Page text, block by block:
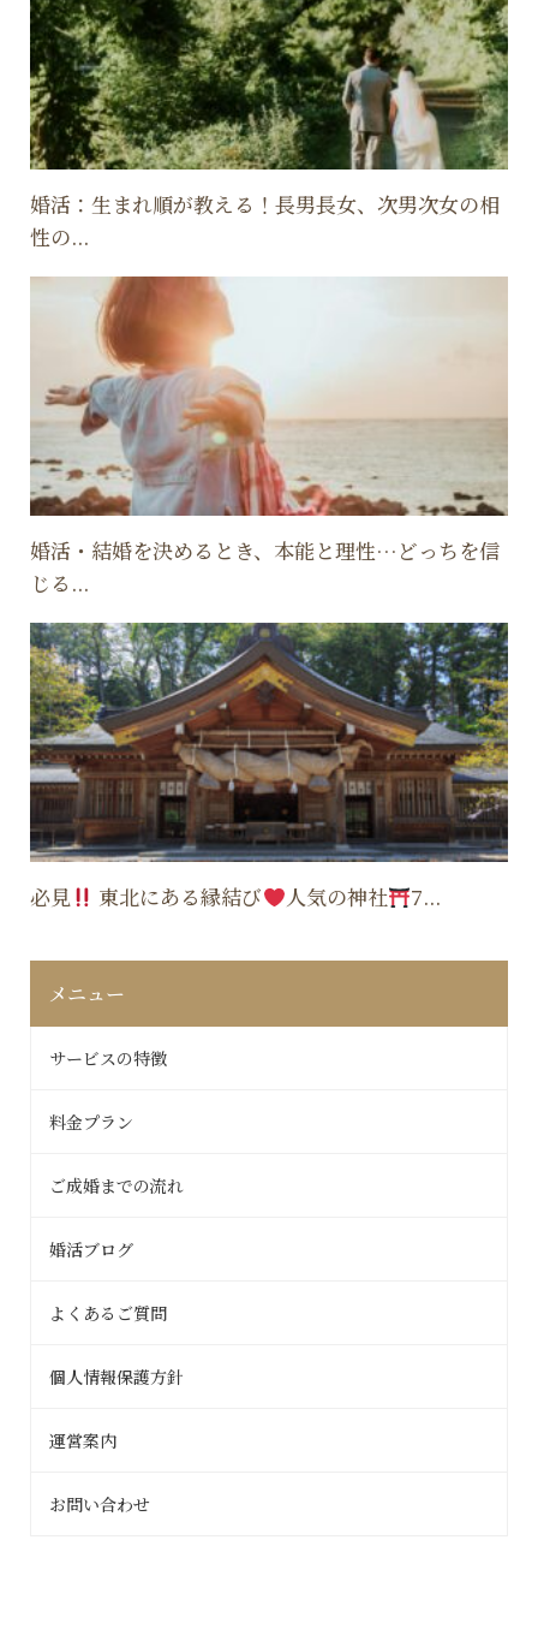
婚活：生まれ順が教える！長男長女、次男次女の相
性の...
婚活・結婚を決めるとき、本能と理性…どっちを信
じる...
必見 東北にある縁結び 人気の神社 7...
メニュー
サービスの特徴
料金プラン
ご成婚までの流れ
婚活ブログ
よくあるご質問
個人情報保護方針
運営案内
お問い合わせ